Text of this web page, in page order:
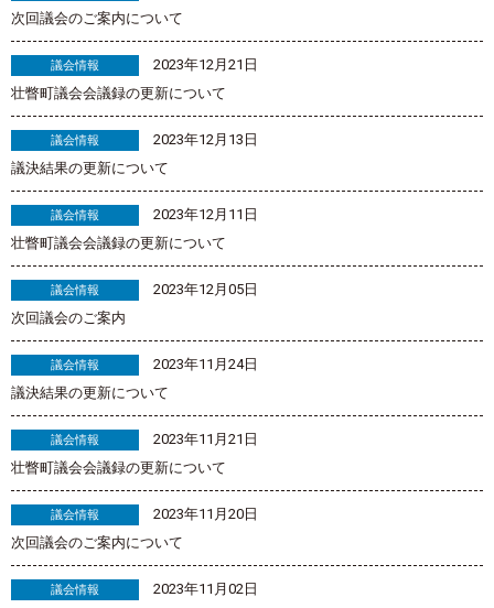
次回議会のご案内について
議会情報
2023年12月21日
壮瞥町議会会議録の更新について
議会情報
2023年12月13日
議決結果の更新について
議会情報
2023年12月11日
壮瞥町議会会議録の更新について
議会情報
2023年12月05日
次回議会のご案内
議会情報
2023年11月24日
議決結果の更新について
議会情報
2023年11月21日
壮瞥町議会会議録の更新について
議会情報
2023年11月20日
次回議会のご案内について
議会情報
2023年11月02日